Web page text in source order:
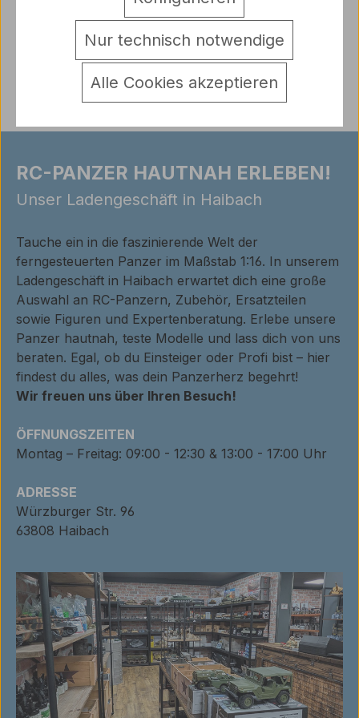
Bewertungen
RC-PANZER HAUTNAH ERLEBEN!
Unser Ladengeschäft in Haibach
Tauche ein in die faszinierende Welt der
ferngesteuerten Panzer im Maßstab 1:16. In unserem
Ladengeschäft in Haibach erwartet dich eine große
Auswahl an RC-Panzern, Zubehör, Ersatzteilen
sowie Figuren und Expertenberatung. Erlebe unsere
Panzer hautnah, teste Modelle und lass dich von uns
beraten. Egal, ob du Einsteiger oder Profi bist – hier
findest du alles, was dein Panzerherz begehrt!
Wir freuen uns über Ihren Besuch!
ÖFFNUNGSZEITEN
Montag – Freitag: 09:00 - 12:30 & 13:00 - 17:00 Uhr
ADRESSE
Würzburger Str. 96
63808 Haibach
Nur technisch notwendige
Alle Cookies akzeptieren